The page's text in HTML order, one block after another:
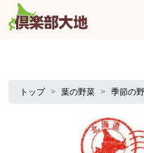
トップ 葉の野菜 季節の